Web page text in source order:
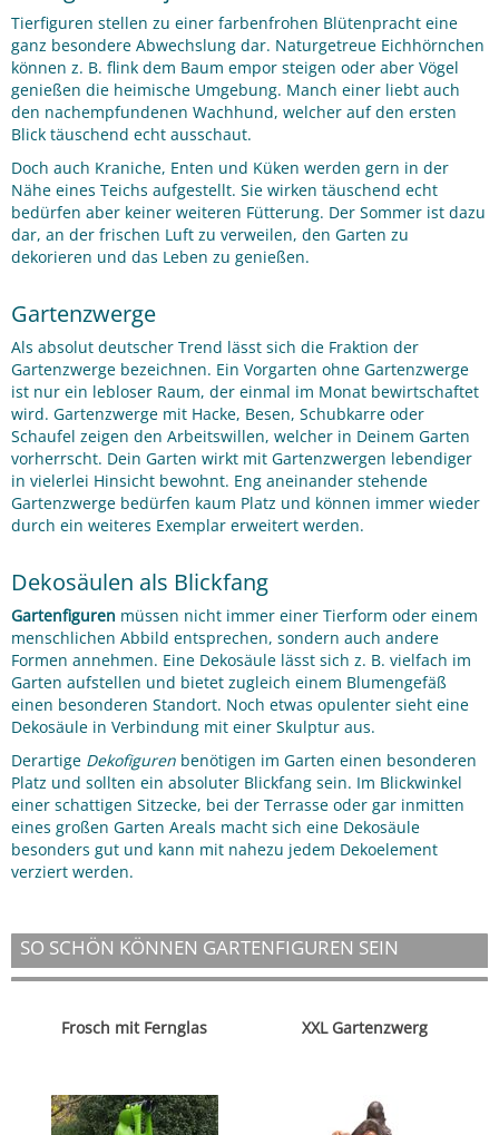
Tierfiguren stellen zu einer farbenfrohen Blütenpracht eine
ganz besondere Abwechslung dar. Naturgetreue Eichhörnchen
können z. B. flink dem Baum empor steigen oder aber Vögel
genießen die heimische Umgebung. Manch einer liebt auch
den nachempfundenen Wachhund, welcher auf den ersten
Blick täuschend echt ausschaut.
Doch auch Kraniche, Enten und Küken werden gern in der
Nähe eines Teichs aufgestellt. Sie wirken täuschend echt
bedürfen aber keiner weiteren Fütterung. Der Sommer ist dazu
dar, an der frischen Luft zu verweilen, den Garten zu
dekorieren und das Leben zu genießen.
Gartenzwerge
Als absolut deutscher Trend lässt sich die Fraktion der
Gartenzwerge bezeichnen. Ein Vorgarten ohne Gartenzwerge
ist nur ein lebloser Raum, der einmal im Monat bewirtschaftet
wird. Gartenzwerge mit Hacke, Besen, Schubkarre oder
Schaufel zeigen den Arbeitswillen, welcher in Deinem Garten
vorherrscht. Dein Garten wirkt mit Gartenzwergen lebendiger
in vielerlei Hinsicht bewohnt. Eng aneinander stehende
Gartenzwerge bedürfen kaum Platz und können immer wieder
durch ein weiteres Exemplar erweitert werden.
Dekosäulen als Blickfang
Gartenfiguren müssen nicht immer einer Tierform oder einem
menschlichen Abbild entsprechen, sondern auch andere
Formen annehmen. Eine Dekosäule lässt sich z. B. vielfach im
Garten aufstellen und bietet zugleich einem Blumengefäß
einen besonderen Standort. Noch etwas opulenter sieht eine
Dekosäule in Verbindung mit einer Skulptur aus.
Derartige Dekofiguren benötigen im Garten einen besonderen
Platz und sollten ein absoluter Blickfang sein. Im Blickwinkel
einer schattigen Sitzecke, bei der Terrasse oder gar inmitten
eines großen Garten Areals macht sich eine Dekosäule
besonders gut und kann mit nahezu jedem Dekoelement
verziert werden.
SO SCHÖN KÖNNEN GARTENFIGUREN SEIN
Frosch mit Fernglas XXL Gartenzwerg